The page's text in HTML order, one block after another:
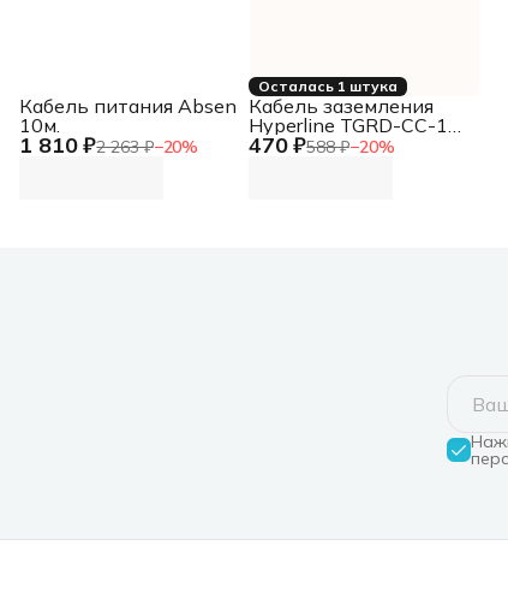
1 810 ₽2 263 ₽−20%
Кабель питания Absen
10м.
Осталась 1 штука
470 ₽588 ₽−20%
Кабель заземления
Hyperline TGRD-CC-15
дл.150мм (упак.:1шт)